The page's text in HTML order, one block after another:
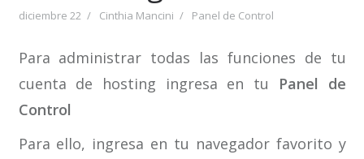
diciembre 22 Cinthia Mancini Panel de Control
Para administrar todas las funciones de tu
cuenta de hosting ingresa en tu Panel de
Control
Para ello, ingresa en tu navegador favorito y